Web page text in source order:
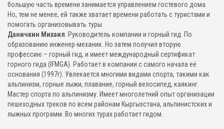
большую часть времени занимается управлением гостевого дома.
Но, тем не менее, ей также хватает времени работать с туристами и
помогать организовывать туры.
Даничкин Михаил . Руководитель компании и горный гид. По
образованию инженер-механик. Но затем получил вторую
профессию – горный гид, и имеет международный сертификат
горного гида (IFMGA). Работает в компании с самого начала её
основания (1997г). Увлекается многими видами спорта, такими как
альпинизм, горные лыжи, плавание, горный велосипед, каякинг.
Мастер спорта по альпинизму. Имеет многолетний опыт организации
пешеходных треков по всем районам Кыргызстана, альпинистских и
лыжных программ. Во многих турах работает гидом.